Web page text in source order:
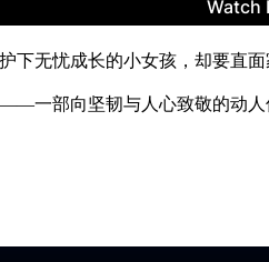
下无忧成长的小女孩，却要直
一部向坚韧与人心致敬的动人